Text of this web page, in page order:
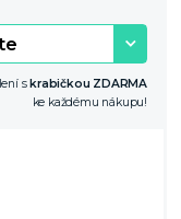
skrabičkou ZDARMA
ke každému nákupu!